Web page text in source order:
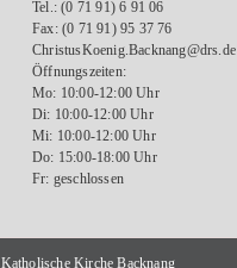
Tel.: (0 71 91) 6 91 06
Fax: (0 71 91) 95 37 76
ChristusKoenig.Backnang@drs.de
Öffnungszeiten:
Mo: 10:00-12:00 Uhr
Di: 10:00-12:00 Uhr
Mi: 10:00-12:00 Uhr
Do: 15:00-18:00 Uhr
Fr: geschlossen
Kirche Backnang